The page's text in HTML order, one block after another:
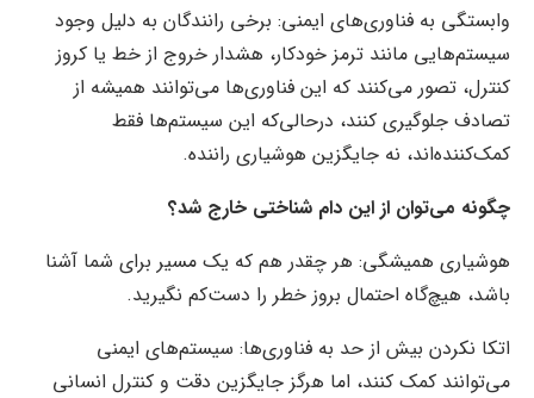
وابستگی به فناوری‌های ایمنی: برخی رانندگان به دلیل وجود
سیستم‌هایی مانند ترمز خودکار، هشدار خروج از خط یا کروز
کنترل، تصور می‌کنند که این فناوری‌ها می‌توانند همیشه از
تصادف جلوگیری کنند، درحالی‌که این سیستم‌ها فقط
کمک‌کننده‌اند، نه جایگزین هوشیاری راننده.
چگونه می‌توان از این دام شناختی خارج شد؟
هوشیاری همیشگی: هر چقدر هم که یک مسیر برای شما آشنا
باشد، هیچ‌گاه احتمال بروز خطر را دست‌کم نگیرید.
اتکا نکردن بیش از حد به فناوری‌ها: سیستم‌های ایمنی
می‌توانند کمک کنند، اما هرگز جایگزین دقت و کنترل انسانی